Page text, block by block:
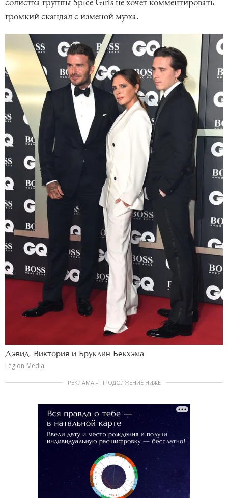
громкий скандал с изменой мужа.
Дэвид, Виктория и Бруклин Бекхэма
Legion-Media
РЕКЛАМА – ПРОДОЛЖЕНИЕ НИЖЕ